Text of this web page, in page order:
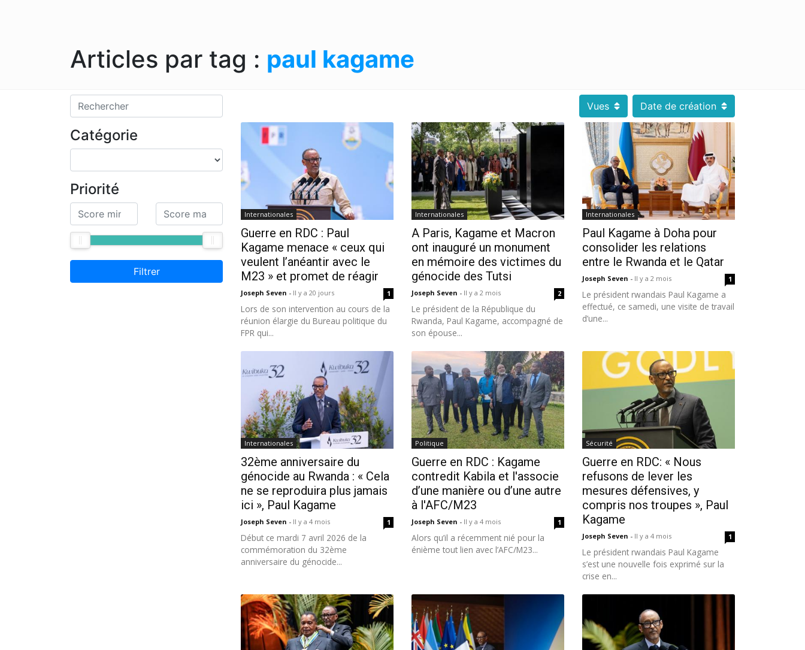
Articles par tag : paul kagame
Catégorie
Priorité
Filtrer
Vues Date de création
Internationales
Guerre en RDC : Paul
Kagame menace « ceux qui
veulent l’anéantir avec le
M23 » et promet de réagir
Joseph Seven - Il y a 20 jours 1
Lors de son intervention au cours de la
réunion élargie du Bureau politique du
FPR qui...
Internationales
A Paris, Kagame et Macron
ont inauguré un monument
en mémoire des victimes du
génocide des Tutsi
Joseph Seven - Il y a 2 mois 2
Le président de la République du
Rwanda, Paul Kagame, accompagné de
son épouse...
Internationales
Paul Kagame à Doha pour
consolider les relations
entre le Rwanda et le Qatar
Joseph Seven - Il y a 2 mois 1
Le président rwandais Paul Kagame a
effectué, ce samedi, une visite de travail
d’une...
Internationales
32ème anniversaire du
génocide au Rwanda : « Cela
ne se reproduira plus jamais
ici », Paul Kagame
Joseph Seven - Il y a 4 mois 1
Début ce mardi 7 avril 2026 de la
commémoration du 32ème
anniversaire du génocide...
Politique
Guerre en RDC : Kagame
contredit Kabila et l'associe
d’une manière ou d’une autre
à l'AFC/M23
Joseph Seven - Il y a 4 mois 1
Alors qu’il a récemment nié pour la
énième tout lien avec l’AFC/M23...
Sécurité
Guerre en RDC: « Nous
refusons de lever les
mesures défensives, y
compris nos troupes », Paul
Kagame
Joseph Seven - Il y a 4 mois 1
Le président rwandais Paul Kagame
s’est une nouvelle fois exprimé sur la
crise en...